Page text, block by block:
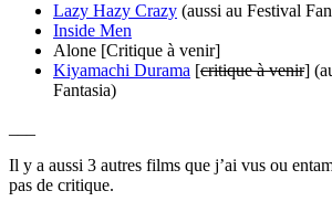
Lazy Hazy Crazy (aussi au Festival
Inside Men
Alone [Critique à venir]
Kiyamachi Durama [critique à venir]
Fantasia)
Il y a aussi 3 autres films que j’ai vus ou
pas de critique.